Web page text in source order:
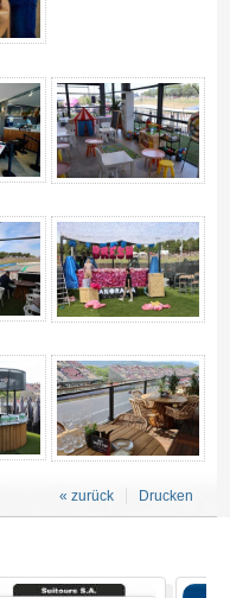
Drucken
« zurück